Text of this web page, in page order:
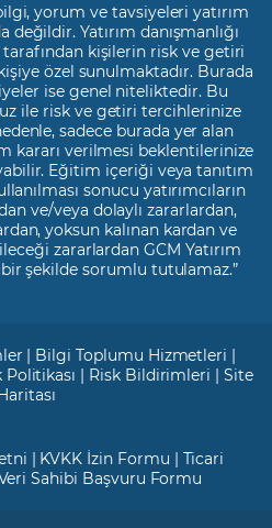
yorum ve tavsiyeleri yatırım
değildir. Yatırım danışmanlığı
kişilerin risk ve getiri
özel sunulmaktadır. Burada
ise genel niteliktedir. Bu
ile risk ve getiri tercihlerinize
sadece burada yer alan
kararı verilmesi beklentilerinize
Eğitim içeriği veya tanıtım
sonucu yatırımcıların
ve/veya dolaylı zararlardan,
yoksun kalınan kardan ve
zararlardan GCM Yatırım
şekilde sorumlu tutulamaz.”
| Bilgi Toplumu Hizmetleri |
| Risk Bildirimleri |Site
| KVKK İzin Formu | Ticari
Sahibi Başvuru Formu